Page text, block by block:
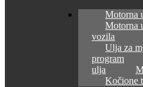
Motorna
Motorna
vozila
Ulja za
program
ulja
Kočione